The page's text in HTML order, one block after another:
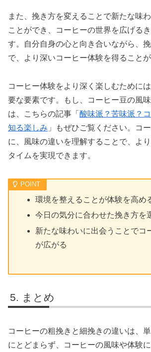
また、挽き方を変えることで新たな味
ことができ、コーヒーの世界を広げる
す。自分自身の心と向き合いながら、
で、より深いコーヒー体験を得ることが
コーヒー体験をより深く楽しむために
要な要素です。もし、コーヒー豆の風
は、こちらの記事「 酸味派？苦味派？
知る楽しみ 」もぜひご覧ください。コ
に、風味の違いを理解することで、よ
タイムを実現できます。
環境を整えることが体験を高め
今日の気分に合わせた挽き方を
新たな味わいに出会うことでコ
が広がる
まとめ
コーヒーの粗挽きと細挽きの違いは、
にとどまらず、コーヒーの風味や体験